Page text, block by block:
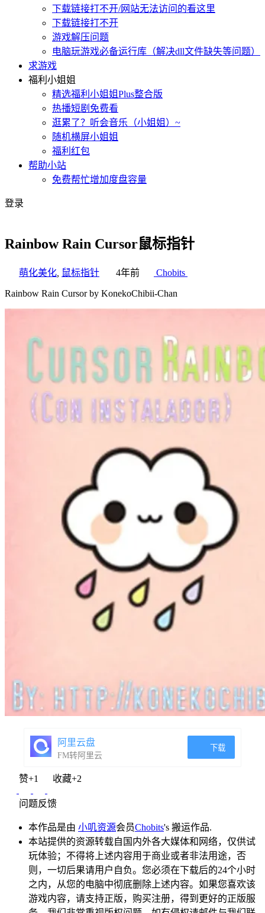
下载链接打不开/网站无法访问的看这里
下载链接打不开
游戏解压问题
电脑玩游戏必备运行库（解决dll文件缺失等问题）
求游戏
福利小姐姐
精选福利小姐姐Plus整合版
热播短剧免费看
逛累了？听会音乐（小姐姐）~
随机横屏小姐姐
福利红包
帮助小站
免费帮忙增加度盘容量
登录
Rainbow Rain Cursor鼠标指针
萌化美化 鼠标指针 4年前 Chobits
Rainbow Rain Cursor by KonekoChibii-Chan
阿里云盘
FM转阿里云
下载
赞+1 收藏+2
问题反馈
本作品是由 小叽资源会员Chobits's 搬运作品.
本站提供的资源转载自国内外各大媒体和网络，仅供试
玩体验；不得将上述内容用于商业或者非法用途，否
则，一切后果请用户自负。您必须在下载后的24个小时
之内，从您的电脑中彻底删除上述内容。如果您喜欢该
游戏内容，请支持正版，购买注册，得到更好的正版服